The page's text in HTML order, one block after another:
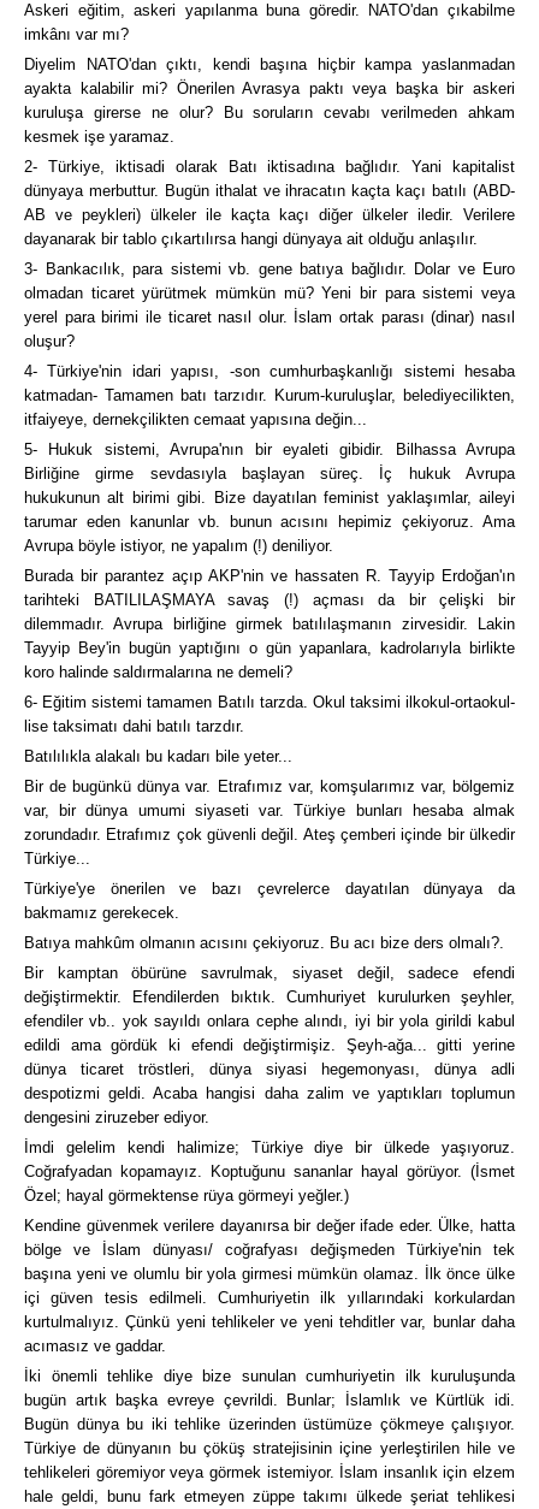
Askeri eğitim, askeri yapılanma buna göredir. NATO'dan çıkabilme
imkânı var mı?
Diyelim NATO'dan çıktı, kendi başına hiçbir kampa yaslanmadan
ayakta kalabilir mi? Önerilen Avrasya paktı veya başka bir askeri
kuruluşa girerse ne olur? Bu soruların cevabı verilmeden ahkam
kesmek işe yaramaz.
2- Türkiye, iktisadi olarak Batı iktisadına bağlıdır. Yani kapitalist
dünyaya merbuttur. Bugün ithalat ve ihracatın kaçta kaçı batılı (ABD-
AB ve peykleri) ülkeler ile kaçta kaçı diğer ülkeler iledir. Verilere
dayanarak bir tablo çıkartılırsa hangi dünyaya ait olduğu anlaşılır.
3- Bankacılık, para sistemi vb. gene batıya bağlıdır. Dolar ve Euro
olmadan ticaret yürütmek mümkün mü? Yeni bir para sistemi veya
yerel para birimi ile ticaret nasıl olur. İslam ortak parası (dinar) nasıl
oluşur?
4- Türkiye'nin idari yapısı, -son cumhurbaşkanlığı sistemi hesaba
katmadan- Tamamen batı tarzıdır. Kurum-kuruluşlar, belediyecilikten,
itfaiyeye, dernekçilikten cemaat yapısına değin...
5- Hukuk sistemi, Avrupa'nın bir eyaleti gibidir. Bilhassa Avrupa
Birliğine girme sevdasıyla başlayan süreç. İç hukuk Avrupa
hukukunun alt birimi gibi. Bize dayatılan feminist yaklaşımlar, aileyi
tarumar eden kanunlar vb. bunun acısını hepimiz çekiyoruz. Ama
Avrupa böyle istiyor, ne yapalım (!) deniliyor.
Burada bir parantez açıp AKP'nin ve hassaten R. Tayyip Erdoğan'ın
tarihteki BATILILAŞMAYA savaş (!) açması da bir çelişki bir
dilemmadır. Avrupa birliğine girmek batılılaşmanın zirvesidir. Lakin
Tayyip Bey'in bugün yaptığını o gün yapanlara, kadrolarıyla birlikte
koro halinde saldırmalarına ne demeli?
6- Eğitim sistemi tamamen Batılı tarzda. Okul taksimi ilkokul-ortaokul-
lise taksimatı dahi batılı tarzdır.
Batılılıkla alakalı bu kadarı bile yeter...
Bir de bugünkü dünya var. Etrafımız var, komşularımız var, bölgemiz
var, bir dünya umumi siyaseti var. Türkiye bunları hesaba almak
zorundadır. Etrafımız çok güvenli değil. Ateş çemberi içinde bir ülkedir
Türkiye...
Türkiye'ye önerilen ve bazı çevrelerce dayatılan dünyaya da
bakmamız gerekecek.
Batıya mahkûm olmanın acısını çekiyoruz. Bu acı bize ders olmalı?.
Bir kamptan öbürüne savrulmak, siyaset değil, sadece efendi
değiştirmektir. Efendilerden bıktık. Cumhuriyet kurulurken şeyhler,
efendiler vb.. yok sayıldı onlara cephe alındı, iyi bir yola girildi kabul
edildi ama gördük ki efendi değiştirmişiz. Şeyh-ağa... gitti yerine
dünya ticaret tröstleri, dünya siyasi hegemonyası, dünya adli
despotizmi geldi. Acaba hangisi daha zalim ve yaptıkları toplumun
dengesini ziruzeber ediyor.
İmdi gelelim kendi halimize; Türkiye diye bir ülkede yaşıyoruz.
Coğrafyadan kopamayız. Koptuğunu sananlar hayal görüyor. (İsmet
Özel; hayal görmektense rüya görmeyi yeğler.)
Kendine güvenmek verilere dayanırsa bir değer ifade eder. Ülke, hatta
bölge ve İslam dünyası/ coğrafyası değişmeden Türkiye'nin tek
başına yeni ve olumlu bir yola girmesi mümkün olamaz. İlk önce ülke
içi güven tesis edilmeli. Cumhuriyetin ilk yıllarındaki korkulardan
kurtulmalıyız. Çünkü yeni tehlikeler ve yeni tehditler var, bunlar daha
acımasız ve gaddar.
İki önemli tehlike diye bize sunulan cumhuriyetin ilk kuruluşunda
bugün artık başka evreye çevrildi. Bunlar; İslamlık ve Kürtlük idi.
Bugün dünya bu iki tehlike üzerinden üstümüze çökmeye çalışıyor.
Türkiye de dünyanın bu çöküş stratejisinin içine yerleştirilen hile ve
tehlikeleri göremiyor veya görmek istemiyor. İslam insanlık için elzem
hale geldi, bunu fark etmeyen züppe takımı ülkede şeriat tehlikesi